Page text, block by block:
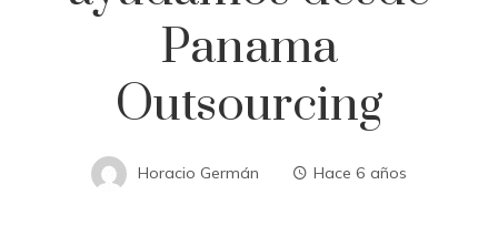
Panama
Outsourcing
Horacio Germán Hace 6 años